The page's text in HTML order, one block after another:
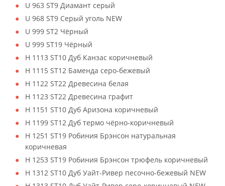
U 963 ST9 Диамант серый
U 968 ST9 Серый уголь NEW
U 999 ST2 Чёрный
U 999 ST19 Чёрный
H 1113 ST10 Дуб Канзас коричневый
H 1115 ST12 Баменда серо-бежевый
H 1122 ST22 Древесина белая
H 1123 ST22 Древесина графит
H 1151 ST10 Дуб Аризона коричневый
H 1199 ST12 Дуб термо чёрно-коричневый
H 1251 ST19 Робиния Брэнсон натуральная
коричневая
H 1253 ST19 Робиния Брэнсон трюфель коричневый
H 1312 ST10 Дуб Уайт-Ривер песочно-бежевый NEW